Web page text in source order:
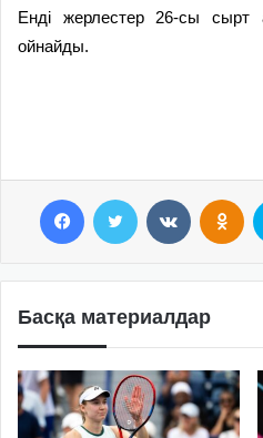
Енді жерлестер 26-сы сырт
ойнайды.
Басқа материалдар